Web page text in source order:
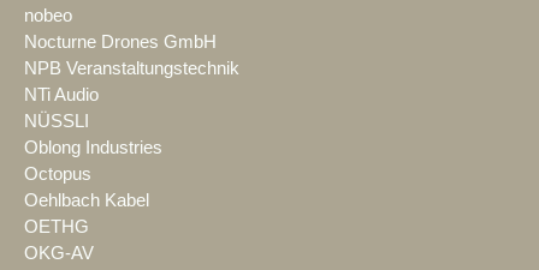
nobeo
Nocturne Drones GmbH
NPB Veranstaltungstechnik
NTi Audio
NÜSSLI
Oblong Industries
Octopus
Oehlbach Kabel
OETHG
OKG-AV